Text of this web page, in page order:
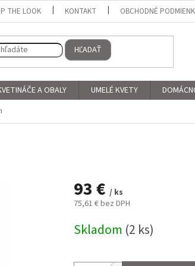
THE LOOK KONTAKT OBCHODNÉ
HĽADAŤ
A OBALY UMELÉ KVETY
93 € / ks
75,61 € bez DPH
cena:
Skladom (2 ks)